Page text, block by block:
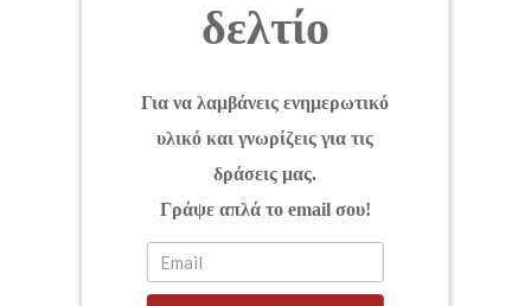
δελτίο
Για να λαμβάνεις ενημερωτικό
υλικό και γνωρίζεις για τις
δράσεις μας.
Γράψε απλά το email σου!